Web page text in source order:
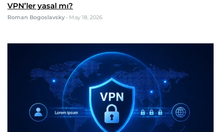
VPN’ler yasal mı?
Roman Bogoslavsky • May 18, 2026